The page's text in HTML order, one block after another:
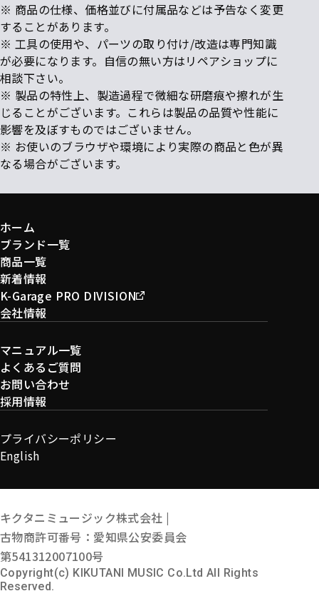
※ 商品の仕様、価格並びに付属品などは予告なく変更
することがあります。
※ 工具の使用や、パーツの取り付け/改造は専門知識
が必要になります。自信の無い方はリペアショップに
相談下さい。
※ 製品の特性上、製造過程で微細な研磨痕や擦れが生
じることがございます。これらは製品の品質や性能に
影響を及ぼすものではございません。
※ お使いのブラウザや環境により実際の商品と色が異
なる場合がございます。
ホーム
ブランド一覧
商品一覧
新着情報
K-Garage PRO DIVISION
会社情報
マニュアル一覧
よくあるご質問
お問い合わせ
採用情報
プライバシーポリシー
English
キクタニミュージック株式会社 |
古物商許可番号：愛知県公安委員会
第541312007100号
Copyright(c) KIKUTANI MUSIC Co.Ltd All Rights
Reserved.